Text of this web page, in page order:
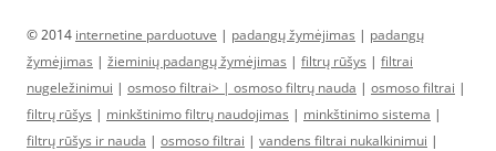
© 2014 internetine parduotuve | padangų žymėjimas | padangų
žymėjimas | žieminių padangų žymėjimas | filtrų rūšys | filtrai
nugeležinimui | osmoso filtrai> | osmoso filtrų nauda | osmoso filtrai |
filtrų rūšys | minkštinimo filtrų naudojimas | minkštinimo sistema |
filtrų rūšys ir nauda | osmoso filtrai | vandens filtrai nukalkinimui |